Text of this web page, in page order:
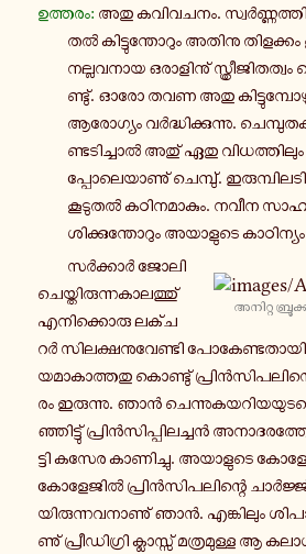
ഉ­ത്ത­രം: അതു ക­വി­വ­ച­നം.
തൽ കി­ട്ടു­ന്തോ­റും അതിനു തി­ള­ക്കം
ന­ല്ല­വ­നാ­യ ഒ­രാ­ളി­നു് സ്ത്രീ­ജി­ത­ത്വം
ണ്ടു്. ഓരോ തവണ അതു
ആ­രോ­ഗ്യം വർ­ദ്ധി­ക്കു­ന്നു.
ണ്ട­ടി­ച്ചാൽ അതു് ഏതു വി­ധ­ത്തി­ലും
പ്പോ­ലെ­യാ­ണു് ചെ­മ്പു്.
കൂ­ടു­തൽ ക­ഠി­ന­മാ­കും. നവീന
ശി­ക്കു­ന്തോ­റും അ­യാ­ളു­ടെ കാ­ഠി­ന്യം
അ­നി­റ്റ
സർ­ക്കാർ ജോ­ലി­
ചെ­യ്തി­രു­ന്ന­കാ­ല­ത്തു്
എ­നി­ക്കൊ­രു ല­ക്ച­
റർ സി­ല­ക്ഷ­നു­വേ­ണ്ടി
യ­മാ­കാ­ത്ത­തു കൊ­ണ്ടു്
രം ഇ­രു­ന്നു. ഞാൻ
ഞ്ഞി­ട്ടു് പ്രിൻ­സി­പ്പി­ല­ച്ചൻ
ട്ടി കസേര കാ­ണി­ച്ചു. അ­യാ­ളു­ടെ
കോ­ളേ­ജിൽ പ്രിൻ­സി­പ­ലി­ന്റെ
യി­രു­ന്ന­വ­നാ­ണു് ഞാൻ. എ­ങ്കി­ലും
ണു് പ്രീ­ഡി­ഗ്രി ക്ലാ­സ്സ് മ­ത്ര­മു­ള്ള ആ